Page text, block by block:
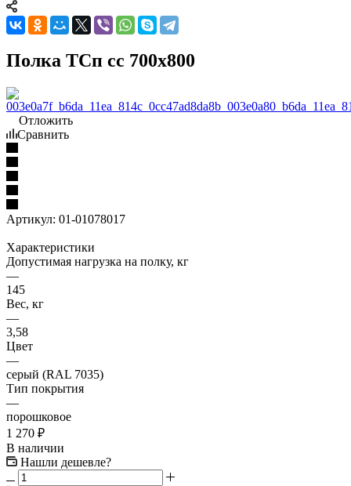
Полка ТСп сс 700х800
Отложить
Сравнить
Артикул: 01-01078017
Характеристики
Допустимая нагрузка на полку, кг
—
145
Вес, кг
—
3,58
Цвет
—
серый (RAL 7035)
Тип покрытия
—
порошковое
1 270 ₽
В наличии
Нашли дешевле?